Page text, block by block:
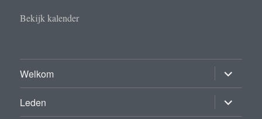
Bekijk kalender
Welkom submenu
Leden
submenu